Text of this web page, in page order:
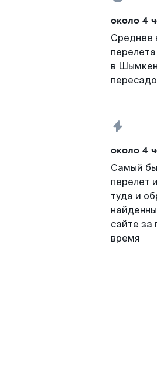
около 4
Среднее
в
около 4
Самый
перелет
туда и
сайте за
время